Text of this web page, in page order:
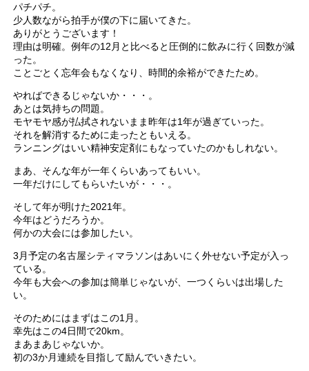
パチパチ。
少人数ながら拍手が僕の下に届いてきた。
ありがとうございます！
理由は明確。例年の12月と比べると圧倒的に飲みに行く回数が減
った。
ことごとく忘年会もなくなり、時間的余裕ができたため。
やればできるじゃないか・・・。
あとは気持ちの問題。
モヤモヤ感が払拭されないまま昨年は1年が過ぎていった。
それを解消するために走ったともいえる。
ランニングはいい精神安定剤にもなっていたのかもしれない。
まあ、そんな年が一年くらいあってもいい。
一年だけにしてもらいたいが・・・。
そして年が明けた2021年。
今年はどうだろうか。
何かの大会には参加したい。
3月予定の名古屋シティマラソンはあいにく外せない予定が入っ
ている。
今年も大会への参加は簡単じゃないが、一つくらいは出場した
い。
そのためにはまずはこの1月。
幸先はこの4日間で20km。
まあまあじゃないか。
初の3か月連続を目指して励んでいきたい。